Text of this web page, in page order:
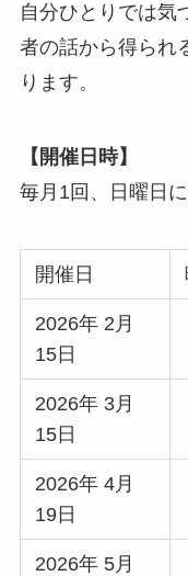
自分ひとりでは気
者の話から得られ
ります。
【開催日時】
毎月1回、日曜日に
開催日
2026年 2月
15日
2026年 3月
15日
2026年 4月
19日
2026年 5月